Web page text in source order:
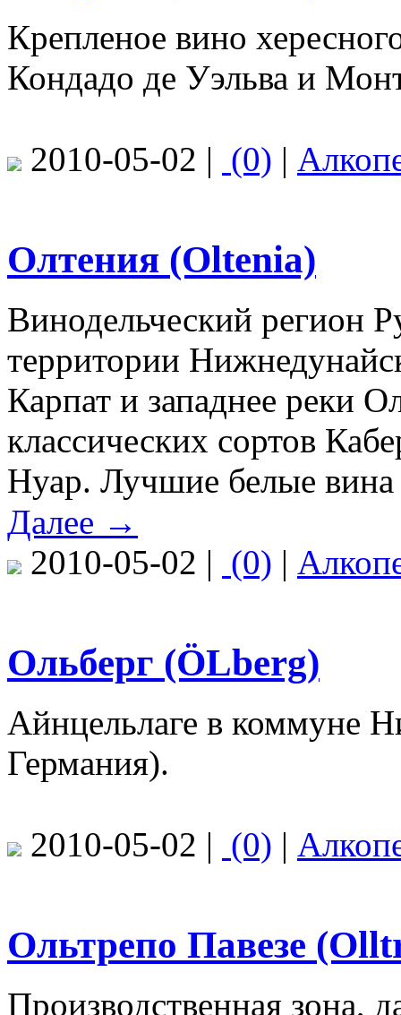
Крепленое вино
Кондадо де Уэльва и
2010-05-02 | (0) |
Олтения (Oltenia)
Винодельческий регион
территории
Карпат и западнее реки
классических сортов
Нуар. Лучшие белые
Далее →
2010-05-02 | (0) |
Ольберг (ÖLberg)
Айнцельлаге в коммуне
Германия).
2010-05-02 | (0) |
Ольтрепо Павезе
Производственная зона,